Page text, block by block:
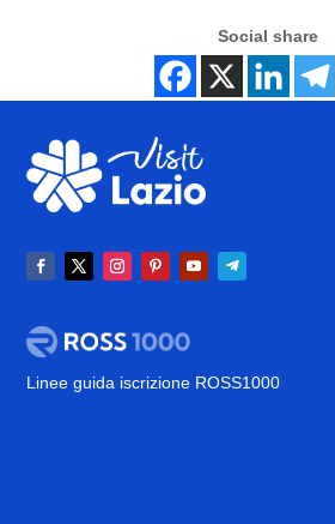
Social share
Linee guida iscrizione ROSS1000